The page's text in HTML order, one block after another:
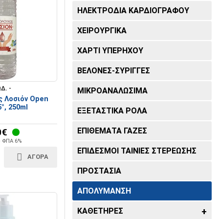
Δέρματος
Επιστραγαλίδες Περικνημίδες
Πελματα Πάτοι
Υποπτέρνια Μετατάρσια Δακτυλα
ΑΜΑΞΙΔΙΩΝ
Πίεσης Φλεβοκαθετήρες
ΜΙΚΡΟΒΙΟΛΟΓΙΚΑ
ΣΥΣΚΕΥΕΣ
Διαφανοσκόπια
Χειρουργικά εργαλεία
Κλίβανοι - Αποστειρωτές
-
Λοσιόν Open
250ml
ΦΠΑ 6%
ΑΓΟΡΑ
ΗΛΕΚΤΡΟΔΙΑ ΚΑΡΔΙΟΓΡΑΦΟΥ
ΧΕΙΡΟΥΡΓΙΚΑ
ΧΑΡΤΙ ΥΠΕΡΗΧΟΥ
ΒΕΛΟΝΕΣ-ΣΥΡΙΓΓΕΣ
ΜΙΚΡΟΑΝΑΛΩΣΙΜΑ
ΕΞΕΤΑΣΤΙΚΑ ΡΟΛΑ
ΕΠΙΘΕΜΑΤΑ ΓΑΖΕΣ
ΕΠΙΔΕΣΜΟΙ ΤΑΙΝΙΕΣ ΣΤΕΡΕΩΣΗΣ
ΠΡΟΣΤΑΣΙΑ
ΑΠΟΛΥΜΑΝΣΗ
ΚΑΘΕΤΗΡΕΣ